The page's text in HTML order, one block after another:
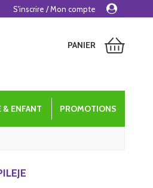
PANIER
& ENFANT PROMOTIONS
S'inscrire / Mon compte